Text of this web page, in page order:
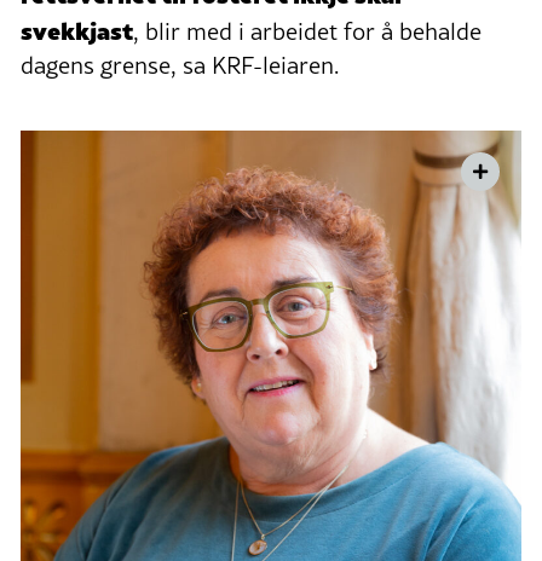
svekkjast, blir med i arbeidet for å behalde
dagens grense, sa KRF-leiaren.